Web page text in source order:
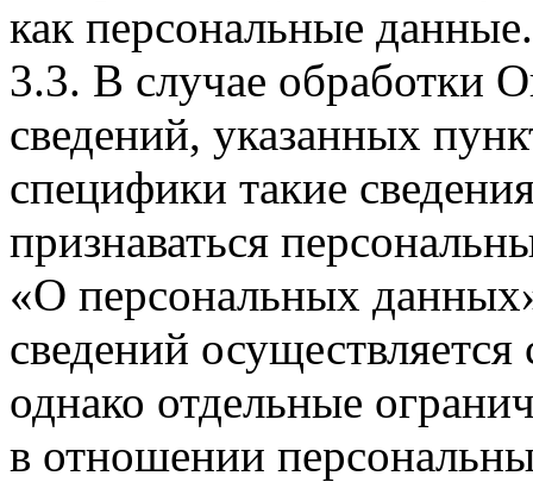
как персональные данные.
3.3. В случае обработки
сведений, указанных
специфики такие
признаваться
«О персональных
сведений
однако отдельные
в отношении